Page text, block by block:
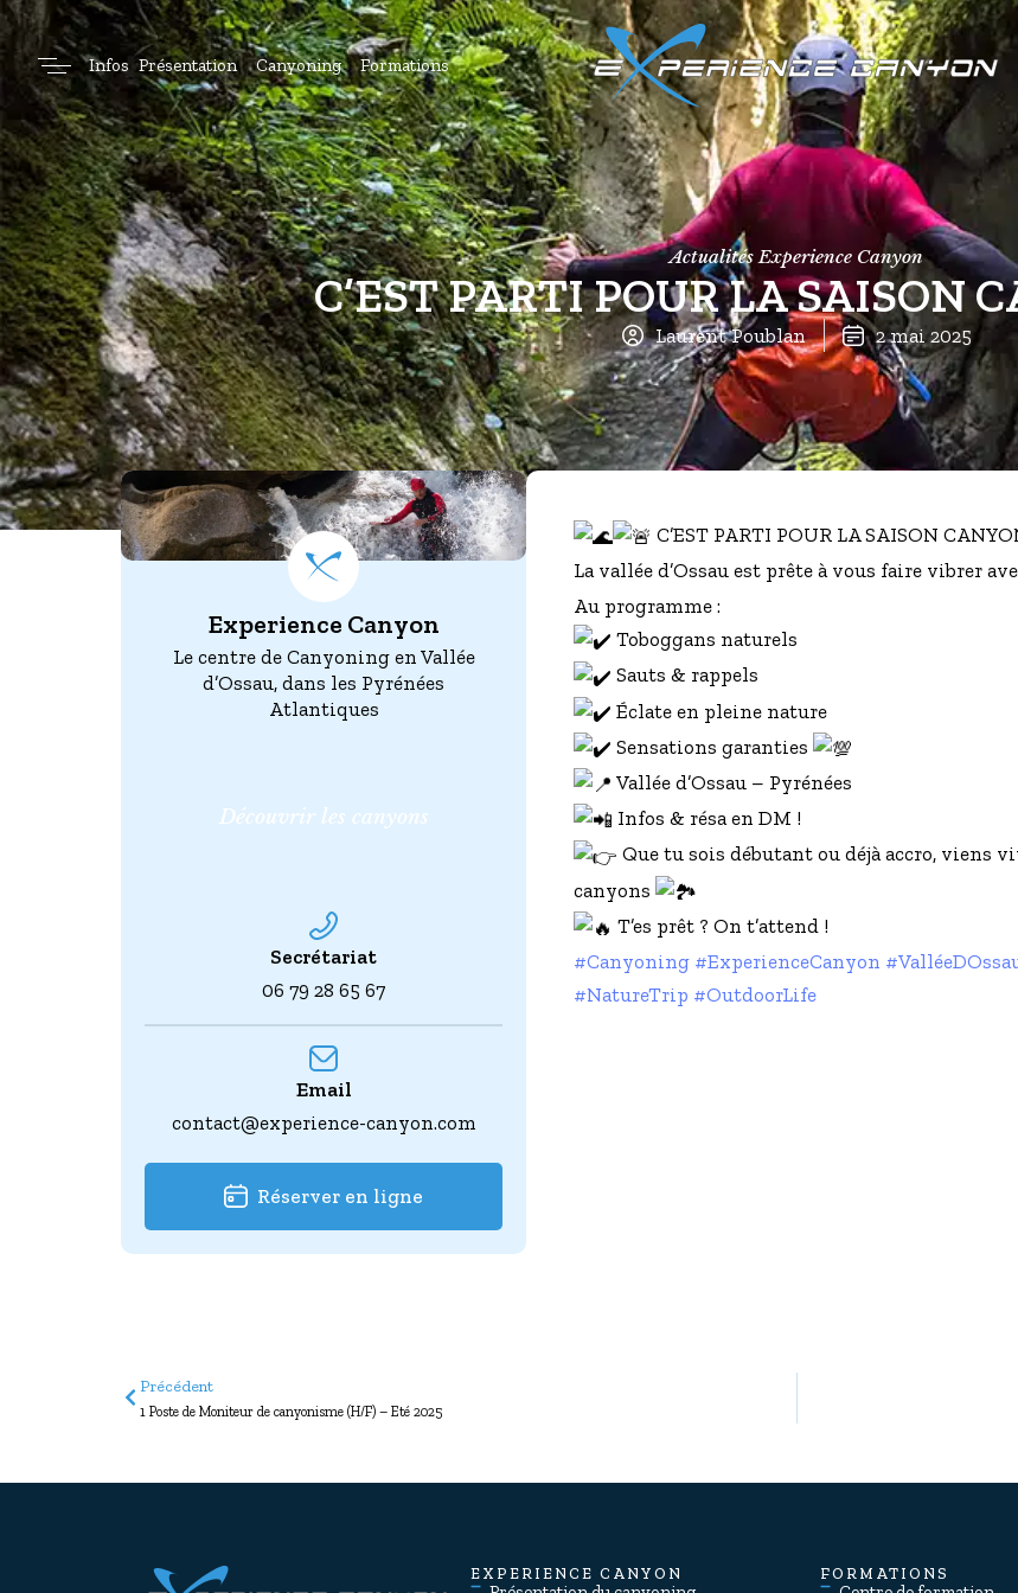
Infos Présentation Canyoning Formations
Actualités Experience Canyon
C’EST PARTI POUR LA SAISON
Laurent Poublan 2 mai 2025
Experience Canyon
Le centre de Canyoning en Vallée
d’Ossau, dans les Pyrénées
Atlantiques
Découvrir les canyons
Secrétariat
06 79 28 65 67
Email
contact@experience-canyon.com
Réserver en ligne
C’EST PARTI POUR LA SAISON
La vallée d’Ossau est prête à vous faire vibrer
Au programme :
Toboggans naturels
Sauts & rappels
Éclate en pleine nature
Sensations garanties
Vallée d’Ossau – Pyrénées
Infos & résa en DM !
Que tu sois débutant ou déjà accro, viens
canyons
T’es prêt ? On t’attend !
#Canyoning #ExperienceCanyon
#NatureTrip #OutdoorLife
Précédent
1 Poste de Moniteur de canyonisme (H/F) – Eté 2025
EXPERIENCE CANYON FORMATIONS